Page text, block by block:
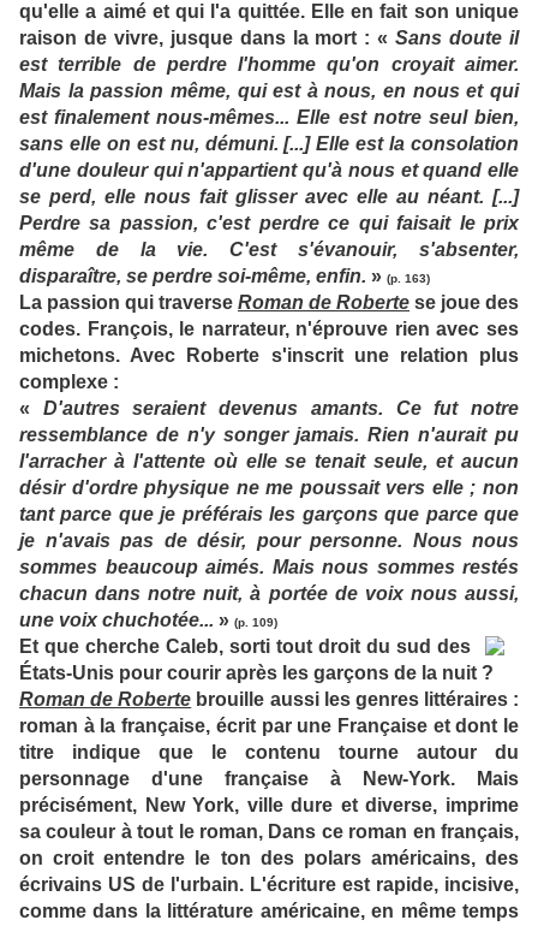
qu'elle a aimé et qui l'a quittée. Elle en fait son unique
raison de vivre, jusque dans la mort : «Sans doute il
est terrible de perdre l'homme qu'on croyait aimer.
Mais la passion même, qui est à nous, en nous et qui
est finalement nous-mêmes... Elle est notre seul bien,
sans elle on est nu, démuni. [...] Elle est la consolation
d'une douleur qui n'appartient qu'à nous et quand elle
se perd, elle nous fait glisser avec elle au néant. [...]
Perdre sa passion, c'est perdre ce qui faisait le prix
même de la vie. C'est s'évanouir, s'absenter,
disparaître, se perdre soi-même, enfin. » (p. 163)
La passion qui traverse Roman de Roberte se joue des
codes. François, le narrateur, n'éprouve rien avec ses
michetons. Avec Roberte s'inscrit une relation plus
complexe :
«
D'autres seraient devenus amants. Ce fut notre
ressemblance de n'y songer jamais. Rien n'aurait pu
l'arracher à l'attente où elle se tenait seule, et aucun
désir d'ordre physique ne me poussait vers elle ; non
tant parce que je préférais les garçons que parce que
je n'avais pas de désir, pour personne. Nous nous
sommes beaucoup aimés. Mais nous sommes restés
chacun dans notre nuit, à portée de voix nous aussi,
une voix chuchotée... » (p. 109)
Et que cherche Caleb, sorti tout droit du sud des
États-Unis pour courir après les garçons de la nuit ?
Roman de Roberte brouille aussi les genres littéraires :
roman à la française, écrit par une Française et dont le
titre indique que le contenu tourne autour du
personnage d'une française à New-York. Mais
précisément, New York, ville dure et diverse, imprime
sa couleur à tout le roman, Dans ce roman en français,
on croit entendre le ton des polars américains, des
écrivains US de l'urbain. L'écriture est rapide, incisive,
comme dans la littérature américaine, en même temps